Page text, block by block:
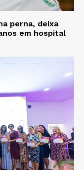
perna, deixa
em hospital